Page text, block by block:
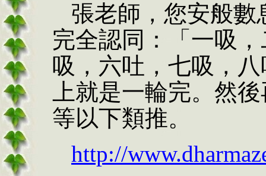
張老師，您安般數
完全認同：「一吸
吸，六吐，七吸，
上就是一輪完。然
等以下類推。
http://